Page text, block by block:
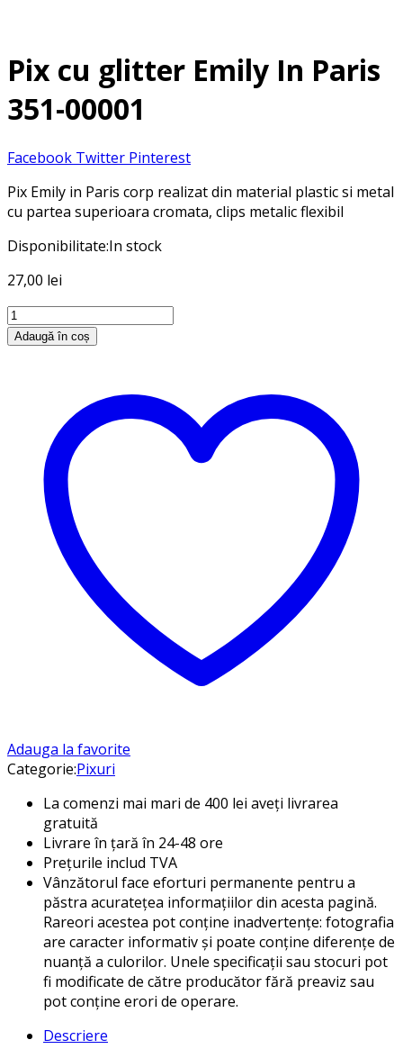
Pix cu glitter Emily In Paris
351-00001
Facebook Twitter Pinterest
Pix Emily in Paris corp realizat din material plastic si metal
cu partea superioara cromata, clips metalic flexibil
Disponibilitate:In stock
27,00 lei
Cantitate
Pix
cu
00001
Adaugă în coș
Adauga la favorite
Categorie:Pixuri
La comenzi mai mari de 400 lei aveți livrarea
gratuită
Livrare în țară în 24-48 ore
Prețurile includ TVA
Vânzătorul face eforturi permanente pentru a
păstra acuratețea informațiilor din acesta pagină.
Rareori acestea pot conține inadvertențe: fotografia
are caracter informativ și poate conține diferențe de
nuanță a culorilor. Unele specificații sau stocuri pot
fi modificate de către producător fără preaviz sau
pot conține erori de operare.
Descriere